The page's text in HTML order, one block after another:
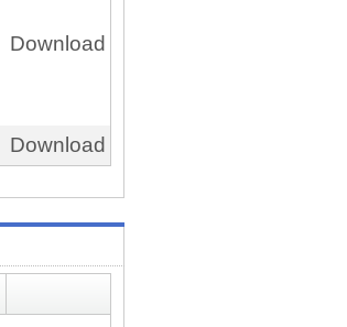
Download
Download